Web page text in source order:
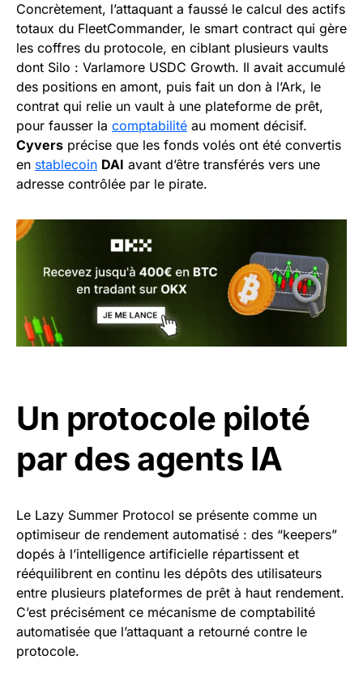
Concrètement, l’attaquant a faussé le calcul des actifs
totaux du FleetCommander, le smart contract qui gère
les coffres du protocole, en ciblant plusieurs vaults
dont Silo : Varlamore USDC Growth. Il avait accumulé
des positions en amont, puis fait un don à l’Ark, le
contrat qui relie un vault à une plateforme de prêt,
pour fausser la comptabilité au moment décisif.
Cyvers précise que les fonds volés ont été convertis
en stablecoin DAI avant d’être transférés vers une
adresse contrôlée par le pirate.
Un protocole piloté
par des agents IA
Le Lazy Summer Protocol se présente comme un
optimiseur de rendement automatisé : des “keepers”
dopés à l’intelligence artificielle répartissent et
rééquilibrent en continu les dépôts des utilisateurs
entre plusieurs plateformes de prêt à haut rendement.
C’est précisément ce mécanisme de comptabilité
automatisée que l’attaquant a retourné contre le
protocole.